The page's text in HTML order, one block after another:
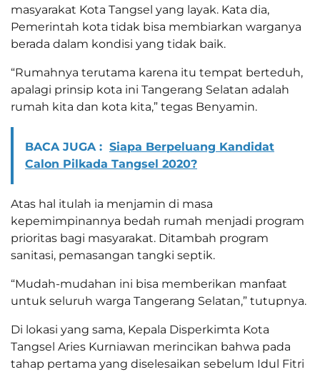
masyarakat Kota Tangsel yang layak. Kata dia,
Pemerintah kota tidak bisa membiarkan warganya
berada dalam kondisi yang tidak baik.
“Rumahnya terutama karena itu tempat berteduh,
apalagi prinsip kota ini Tangerang Selatan adalah
rumah kita dan kota kita,” tegas Benyamin.
BACA JUGA : Siapa Berpeluang Kandidat
Calon Pilkada Tangsel 2020?
Atas hal itulah ia menjamin di masa
kepemimpinannya bedah rumah menjadi program
prioritas bagi masyarakat. Ditambah program
sanitasi, pemasangan tangki septik.
“Mudah-mudahan ini bisa memberikan manfaat
untuk seluruh warga Tangerang Selatan,” tutupnya.
Di lokasi yang sama, Kepala Disperkimta Kota
Tangsel Aries Kurniawan merincikan bahwa pada
tahap pertama yang diselesaikan sebelum Idul Fitri